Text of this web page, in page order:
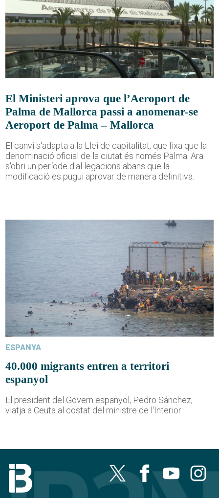
El Ministeri aprova que l’Aeroport de
Palma de Mallorca passi a anomenar-se
Aeroport de Palma – Mallorca
El canvi s'adapta a la Llei de capitalitat, que fixa que la
denominació oficial de la ciutat és només Palma. Ara
s'obri un període d'al·legacions abans que la
modificació es pugui aprovar de manera definitiva.
ESPANYA
40.000 migrants entren a territori
espanyol
El president del Govern espanyol, Pedro Sánchez,
viatja a Ceuta al costat del ministre de l'Interior